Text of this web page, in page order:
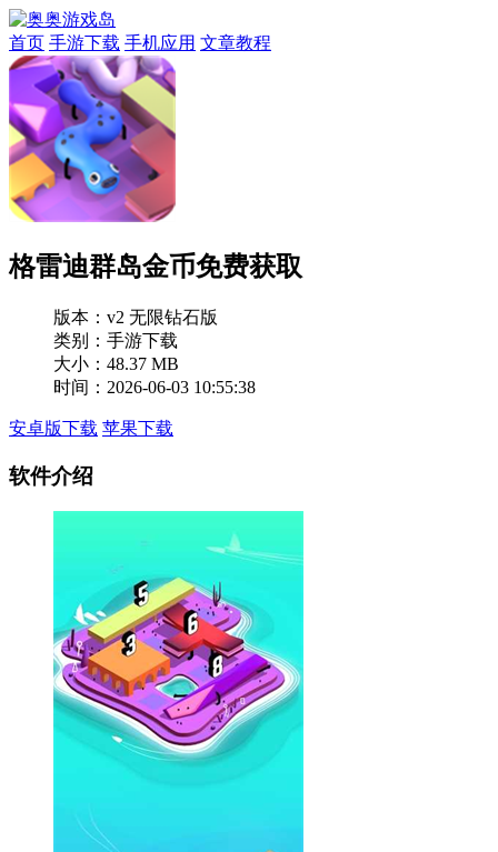
首页 手游下载 手机应用 文章教程
格雷迪群岛金币免费获取
版本： v2 无限钻石版
类别：手游下载
大小：48.37 MB
时间：2026-06-03 10:55:38
安卓版下载 苹果下载
软件介绍